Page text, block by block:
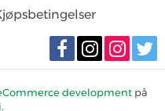
development på
.